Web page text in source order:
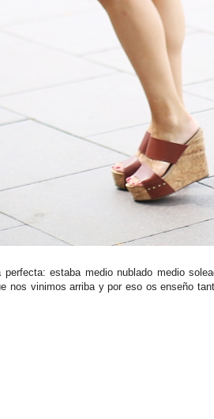
perfecta: estaba medio nublado medio
nos vinimos arriba y por eso os enseño